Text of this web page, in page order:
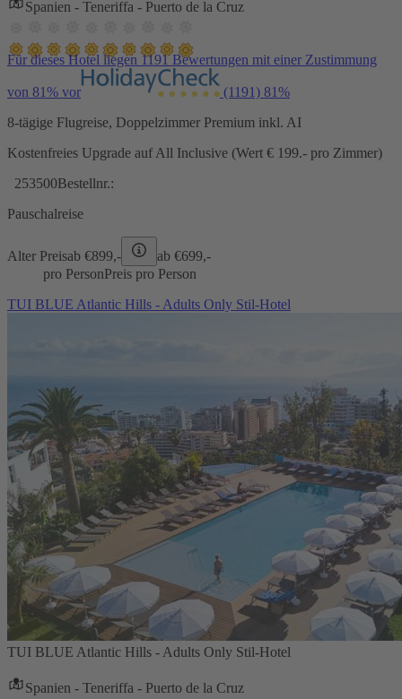
Spanien - Teneriffa - Puerto de la Cruz
Für dieses Hotel liegen 1191 Bewertungen mit einer Zustimmung
von 81% vor (1191) 81%
8-tägige Flugreise, Doppelzimmer Premium inkl. AI
Kostenfreies Upgrade auf All Inclusive (Wert € 199.- pro Zimmer)
253500Bestellnr.:
Pauschalreise
Alter Preisab €899,- ab €699,-
pro PersonPreis pro Person
TUI BLUE Atlantic Hills - Adults Only Stil-Hotel
TUI BLUE Atlantic Hills - Adults Only Stil-Hotel
Spanien - Teneriffa - Puerto de la Cruz